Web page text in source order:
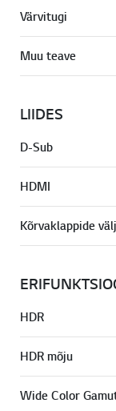
Värvitugi
Muu teave
LIIDES
D-Sub
HDMI
Kõrvaklappide
HDR
HDR mõju
Wide Color